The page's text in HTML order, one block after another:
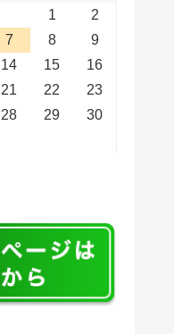
1
2
7 8
9
14 15
16
21 22
23
28 29
30